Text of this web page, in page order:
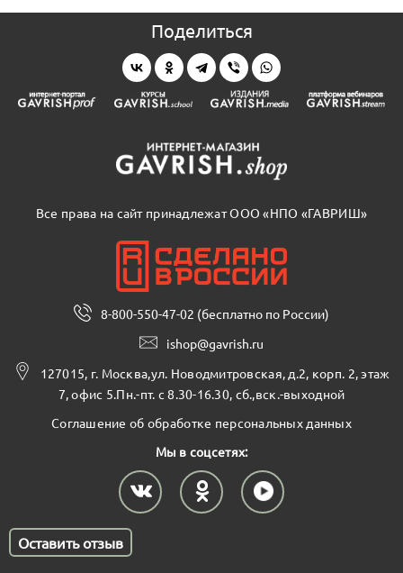
Поделиться
Все права на сайт принадлежат ООО «НПО «ГАВРИШ»
8-800-550-47-02 (бесплатно по России)
ishop@gavrish.ru
127015, г. Москва,ул. Новодмитровская, д.2, корп. 2, этаж
7, офис 5.Пн.-пт. с 8.30-16.30, сб.,вск.-выходной
Соглашение об обработке персональных данных
Мы в соцсетях:
Оставить отзыв